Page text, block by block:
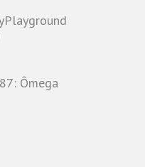
Playground
Ômega